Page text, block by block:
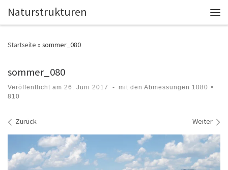
Zum Inhalt springen
Naturstrukturen
Startseite » sommer_080
sommer_080
Veröffentlicht am 26. Juni 2017 - mit den Abmessungen 1080 ×
810
Bilder Navigation
Zurück Weiter